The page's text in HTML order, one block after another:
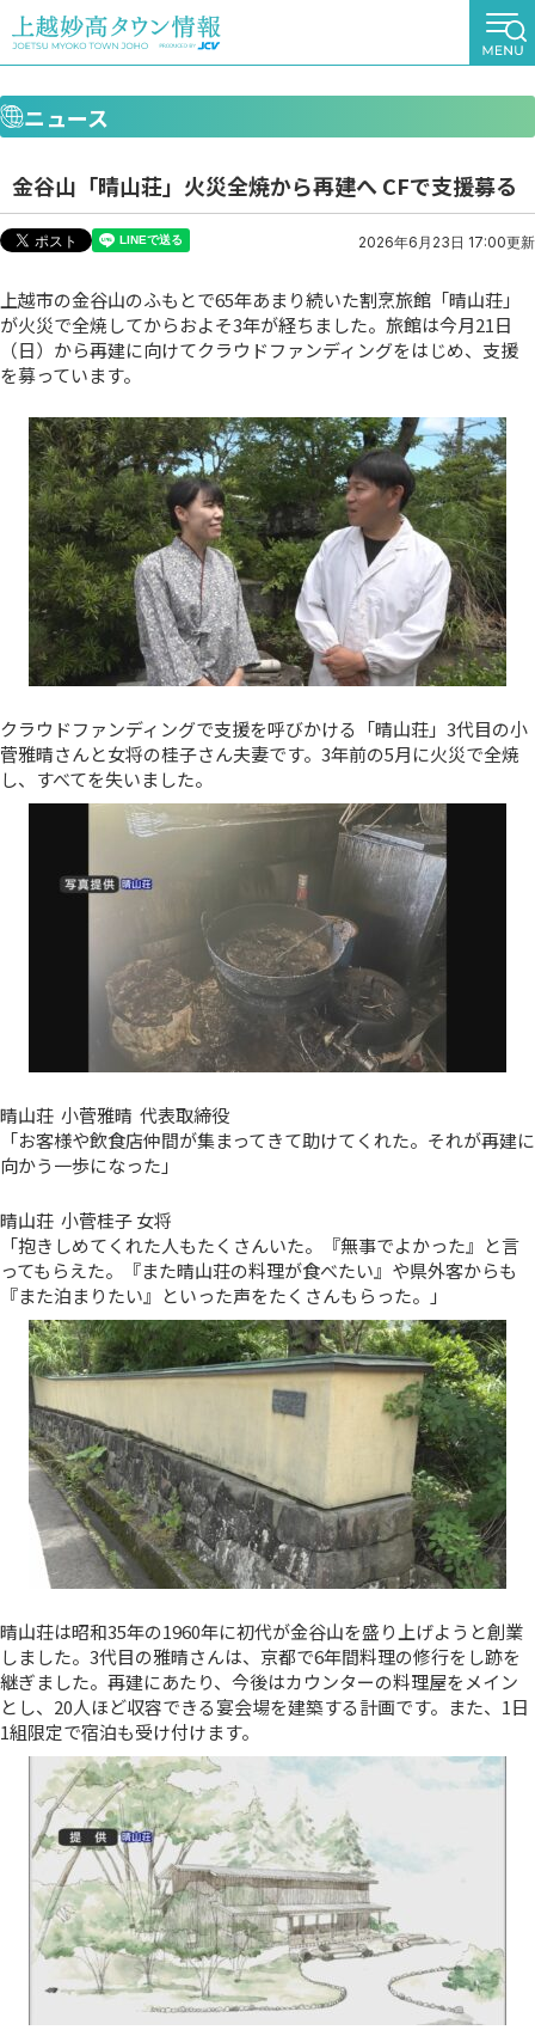
ニュース
金谷山「晴山荘」火災全焼から再建へ CFで支援募る
2026年6月23日 17:00更新
上越市の金谷山のふもとで65年あまり続いた割烹旅館「晴山荘」
が火災で全焼してからおよそ3年が経ちました。旅館は今月21日
（日）から再建に向けてクラウドファンディングをはじめ、支援
を募っています。
クラウドファンディングで支援を呼びかける「晴山荘」3代目の小
菅雅晴さんと女将の桂子さん夫妻です。3年前の5月に火災で全焼
し、すべてを失いました。
晴山荘 小菅雅晴 代表取締役
「お客様や飲食店仲間が集まってきて助けてくれた。それが再建に
向かう一歩になった」
晴山荘 小菅桂子 女将
「抱きしめてくれた人もたくさんいた。『無事でよかった』と言
ってもらえた。『また晴山荘の料理が食べたい』や県外客からも
『また泊まりたい』といった声をたくさんもらった。」
晴山荘は昭和35年の1960年に初代が金谷山を盛り上げようと創業
しました。3代目の雅晴さんは、京都で6年間料理の修行をし跡を
継ぎました。再建にあたり、今後はカウンターの料理屋をメイン
とし、20人ほど収容できる宴会場を建築する計画です。また、1日
1組限定で宿泊も受け付けます。